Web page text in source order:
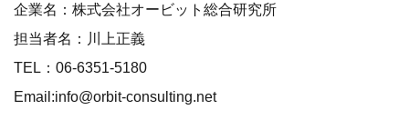
企業名：株式会社オービット総合研究所
担当者名：川上正義
TEL：06-6351-5180
Email:info@orbit-consulting.net